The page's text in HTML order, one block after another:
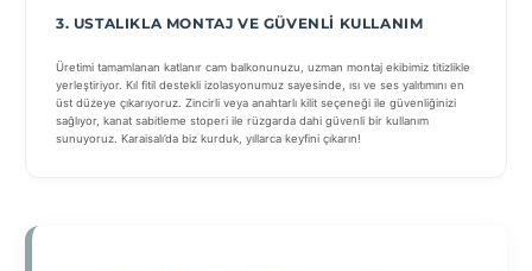
3. USTALIKLA MONTAJ VE GÜVENLI KULLANIM
Üretimi tamamlanan katlanır cam balkonunuzu, uzman montaj ekibimiz titizlikle
yerleştiriyor. Kıl fitil destekli izolasyonumuz sayesinde, ısı ve ses yalıtımını en
üst düzeye çıkarıyoruz. Zincirli veya anahtarlı kilit seçeneği ile güvenliğinizi
sağlıyor, kanat sabitleme stoperi ile rüzgarda dahi güvenli bir kullanım
sunuyoruz. Karaisalı’da biz kurduk, yıllarca keyfini çıkarın!